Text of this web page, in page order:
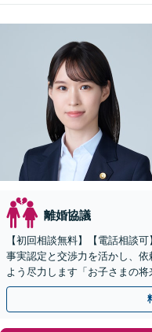
離婚協議
【初回相談無料】【電話相談
事実認定と交渉力を活かし、
よう尽力します「お子さまの
与・養育費・親権」【子連れ